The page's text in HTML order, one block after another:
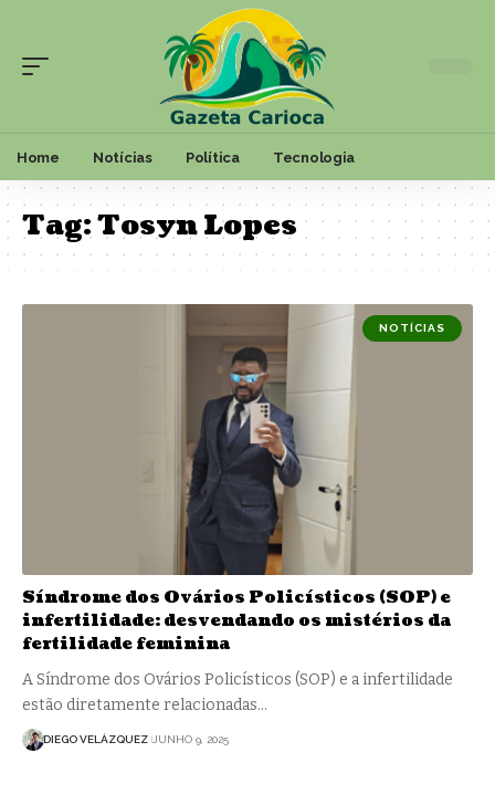
Home Notícias Política Tecnologia
Tag:Tosyn Lopes
NOTÍCIAS
Síndrome dos Ovários Policísticos (SOP) e
infertilidade: desvendando os mistérios da
fertilidade feminina
A Síndrome dos Ovários Policísticos (SOP) e a infertilidade
estão diretamente relacionadas…
DIEGO VELÁZQUEZ JUNHO 9, 2025